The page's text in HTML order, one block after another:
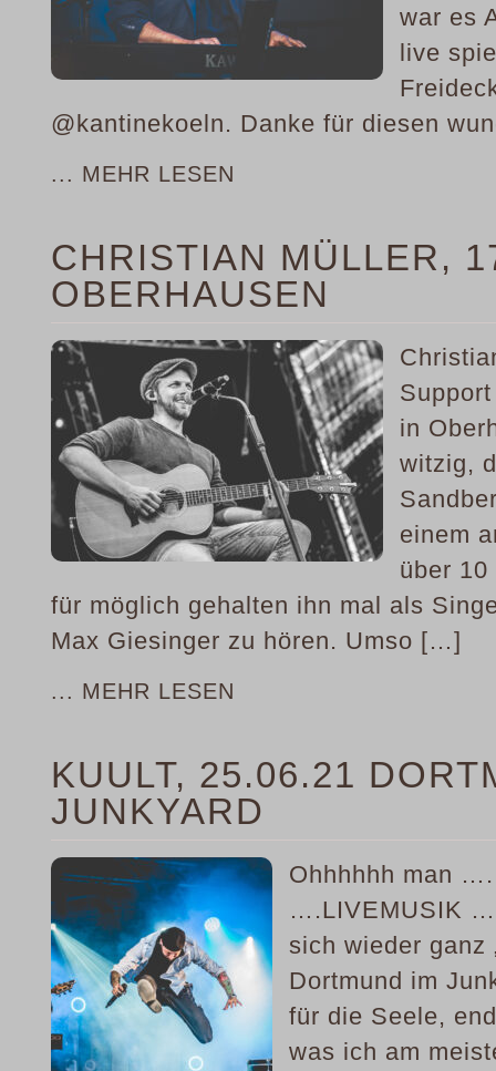
war es
live
@kantinekoeln. Danke für diesen
... MEHR LESEN
CHRISTIAN MÜLLER,
OBERHAUSEN
in
witzig,
einem
über
für möglich gehalten ihn mal als
Max Giesinger zu hören. Umso […]
... MEHR LESEN
KUULT, 25.06.21
JUNKYARD
Ohhhhhh man
….LIVEMUSIK
sich wieder ganz
Dortmund im
für die Seele,
was ich am